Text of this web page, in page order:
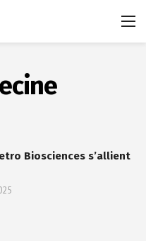
Biosciences s’allient